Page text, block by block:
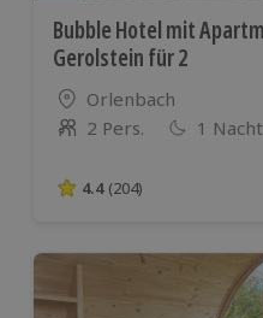
Bubble Hotel mit
Gerolstein für 2
Standort
Orlenbach
Anzahl der Teilnehmer
2 Pers. 1 Nacht
4.4 von 5 Sternen
4.4 (204)